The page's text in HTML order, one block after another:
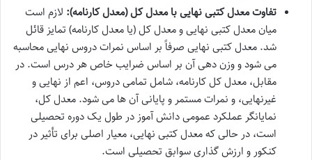
تفاوت معدل کتبی نهایی با معدل کل (معدل کارنامه): لازم است
میان معدل کتبی نهایی و معدل کل (یا معدل کارنامه) تمایز قائل
شد. معدل کتبی نهایی صرفاً بر اساس نمرات دروس نهایی محاسبه
می شود و وزن دهی آن بر اساس ضرایب خاص هر درس است. در
مقابل، معدل کل کارنامه، شامل تمامی دروس، اعم از نهایی و
غیرنهایی، و نمرات مستمر و پایانی آن ها می شود. معدل کل،
نمایانگر عملکرد عمومی دانش آموز در طول یک دوره تحصیلی
است، در حالی که معدل کتبی نهایی، معیار اصلی برای تأثیر در
کنکور و ارزش گذاری سوابق تحصیلی است.